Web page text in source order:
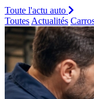
Toute l'actu auto
Toutes Actualités